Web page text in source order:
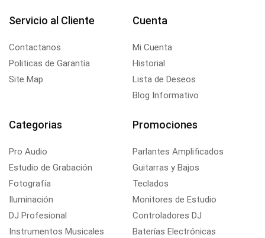
Servicio al Cliente
Contactanos
Politicas de Garantía
Site Map
Cuenta
Mi Cuenta
Historial
Lista de Deseos
Blog Informativo
Categorias
Pro Audio
Estudio de Grabación
Fotografía
Iluminación
DJ Profesional
Instrumentos Musicales
Promociones
Parlantes Amplificados
Guitarras y Bajos
Teclados
Monitores de Estudio
Controladores DJ
Baterías Electrónicas